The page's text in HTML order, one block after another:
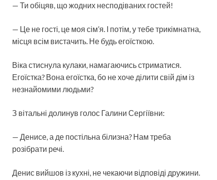
— Ти обіцяв, що жодних несподіваних гостей!
— Це не гості, це моя сім’я. І потім, у тебе трикімнатна,
місця всім вистачить. Не будь егоїсткою.
Віка стиснула кулаки, намагаючись стриматися.
Егоїстка? Вона егоїстка, бо не хоче ділити свій дім із
незнайомими людьми?
З вітальні долинув голос Галини Сергіївни:
— Денисе, а де постільна білизна? Нам треба
розібрати речі.
Денис вийшов із кухні, не чекаючи відповіді дружини.